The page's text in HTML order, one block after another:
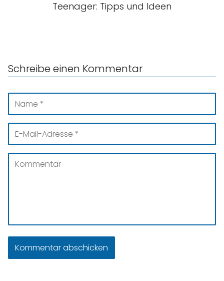
Teenager: Tipps und Ideen
Schreibe einen Kommentar